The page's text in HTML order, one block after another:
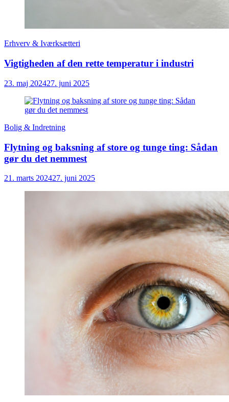
Erhverv & Iværksætteri
Vigtigheden af den rette temperatur i industri
23. maj 202427. juni 2025
Bolig & Indretning
Flytning og baksning af store og tunge ting: Sådan
gør du det nemmest
21. marts 202427. juni 2025